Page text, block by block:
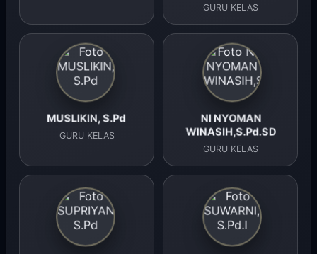
GURU KELAS
MUSLIKIN, S.Pd
GURU KELAS
NI NYOMAN
WINASIH,S.Pd.SD
GURU KELAS